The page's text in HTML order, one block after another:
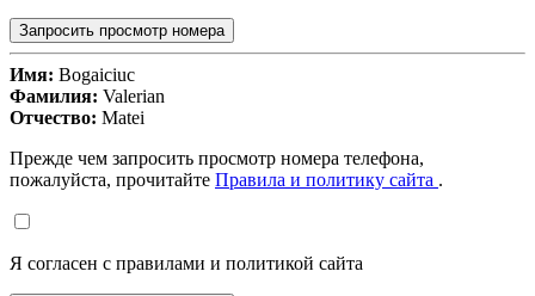
Запросить просмотр номера
Имя: Bogaiciuc
Фамилия: Valerian
Отчество: Matei
Прежде чем запросить просмотр номера телефона,
пожалуйста, прочитайте Правила и политику сайта .
Я согласен с правилами и политикой сайта